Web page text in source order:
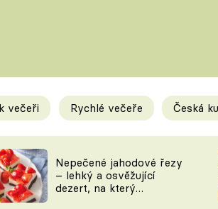
a triky
ZA JÍDLEM
večeři Rychlé večeře Česká
Nepečené jahodové řezy
– lehký a osvěžující
dezert, na který